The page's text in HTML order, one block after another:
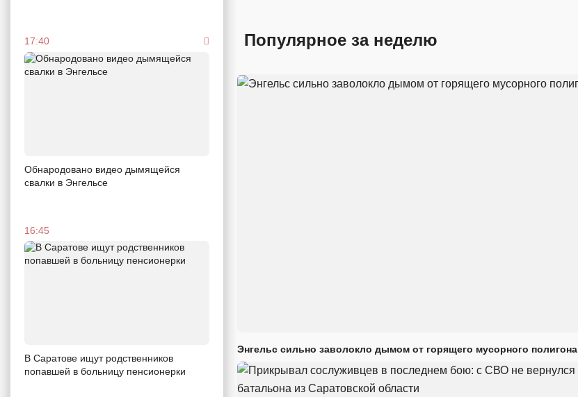
17:40
Обнародовано видео дымящейся
свалки в Энгельсе
16:45
В Саратове ищут родственников
попавшей в больницу пенсионерки
Популярное за неделю
Энгельс сильно заволокло дымом от горящего мусорного полигона